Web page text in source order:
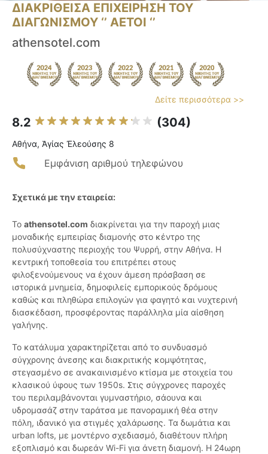
ΔΙΑΚΡΙΘΕΙΣΑ ΕΠΙΧΕΙΡΗΣΗ ΤΟΥ
ΔΙΑΓΩΝΙΣΜΟΥ ‘’ ΑΕΤΟΙ ‘’
athensotel.com
Δείτε περισσότερα >>
8.2 (304)
Αθήνα, Ἁγίας Ἐλεούσης 8
Εμφάνιση αριθμού τηλεφώνου
Σχετικά με την εταιρεία:
Το athensotel.com διακρίνεται για την παροχή μιας
μοναδικής εμπειρίας διαμονής στο κέντρο της
πολυσύχναστης περιοχής του Ψυρρή, στην Αθήνα. Η
κεντρική τοποθεσία του επιτρέπει στους
φιλοξενούμενους να έχουν άμεση πρόσβαση σε
ιστορικά μνημεία, δημοφιλείς εμπορικούς δρόμους
καθώς και πληθώρα επιλογών για φαγητό και νυχτερινή
διασκέδαση, προσφέροντας παράλληλα μία αίσθηση
γαλήνης.
Το κατάλυμα χαρακτηρίζεται από το συνδυασμό
σύγχρονης άνεσης και διακριτικής κομψότητας,
στεγασμένο σε ανακαινισμένο κτίσμα με στοιχεία του
κλασικού ύφους των 1950s. Στις σύγχρονες παροχές
του περιλαμβάνονται γυμναστήριο, σάουνα και
υδρομασάζ στην ταράτσα με πανοραμική θέα στην
πόλη, ιδανικό για στιγμές χαλάρωσης. Τα δωμάτια και
urban lofts, με μοντέρνο σχεδιασμό, διαθέτουν πλήρη
εξοπλισμό και δωρεάν Wi-Fi για άνετη διαμονή. Η 24ωρη